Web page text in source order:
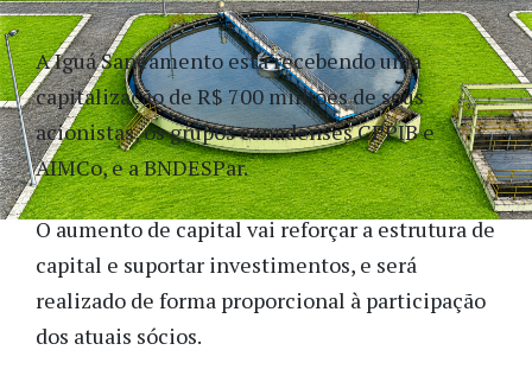
A Iguá Saneamento está recebendo uma
capitalização de R$ 700 milhões de seus
acionistas, os grupos canadenses CPPIB e
AIMCo, e a BNDESPar.
O aumento de capital vai reforçar a estrutura de
capital e suportar investimentos, e será
realizado de forma proporcional à participação
dos atuais sócios.